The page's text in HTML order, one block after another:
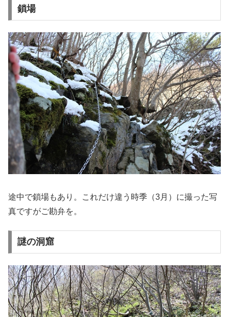
鎖場
途中で鎖場もあり。これだけ違う時季（3月）に撮った写
真ですがご勘弁を。
謎の洞窟